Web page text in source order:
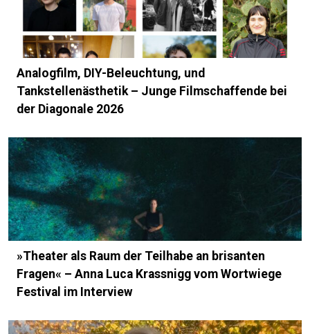
Analogfilm, DIY-Beleuchtung, und
Tankstellenästhetik – Junge Filmschaffende bei
der Diagonale 2026
»Theater als Raum der Teilhabe an brisanten
Fragen« – Anna Luca Krassnigg vom Wortwiege
Festival im Interview